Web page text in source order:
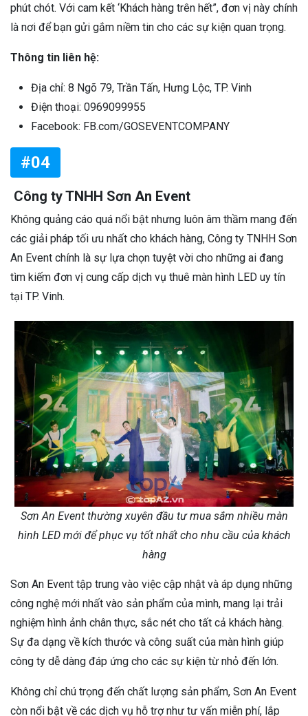
phút chót. Với cam kết ‘Khách hàng trên hết”, đơn vị này chính
là nơi để bạn gửi gắm niềm tin cho các sự kiện quan trọng.
Thông tin liên hệ:
Địa chỉ: 8 Ngõ 79, Trần Tấn, Hưng Lộc, TP. Vinh
Điện thoại: 0969099955
Facebook: FB.com/GOSEVENTCOMPANY
#04
Công ty TNHH Sơn An Event
Không quảng cáo quá nổi bật nhưng luôn âm thầm mang đến
các giải pháp tối ưu nhất cho khách hàng, Công ty TNHH Sơn
An Event chính là sự lựa chọn tuyệt vời cho những ai đang
tìm kiếm đơn vị cung cấp dịch vụ thuê màn hình LED uy tín
tại TP. Vinh.
Sơn An Event thường xuyên đầu tư mua sắm nhiều màn
hình LED mới để phục vụ tốt nhất cho nhu cầu của khách
hàng
Sơn An Event tập trung vào việc cập nhật và áp dụng những
công nghệ mới nhất vào sản phẩm của mình, mang lại trải
nghiệm hình ảnh chân thực, sắc nét cho tất cả khách hàng.
Sự đa dạng về kích thước và công suất của màn hình giúp
công ty dễ dàng đáp ứng cho các sự kiện từ nhỏ đến lớn.
Không chỉ chú trọng đến chất lượng sản phẩm, Sơn An Event
còn nổi bật về các dịch vụ hỗ trợ như tư vấn miễn phí, lắp